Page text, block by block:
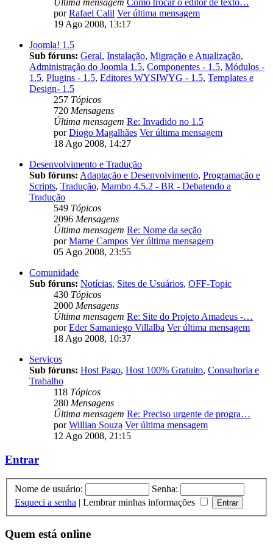
Última mensagem Como trocar o editor de texto…
porRafael Calil Ver última mensagem
19 Ago 2008, 13:17
Joomla! 1.5
Sub fóruns: Geral, Instalação, Migração e Atualização,
Administração do Joomla 1.5, Componentes - 1.5, Módulos -
1.5, Plugins - 1.5, Editores WYSIWYG - 1.5, Templates e
Design- 1.5
257 Tópicos
720 Mensagens
Última mensagem Re: Invadido no 1.5
porDiogo Magalhães Ver última mensagem
18 Ago 2008, 14:27
Desenvolvimento e Tradução
Sub fóruns: Adaptação e Desenvolvimento, Programação e
Scripts, Tradução, Mambo 4.5.2 - BR - Debatendo a
Tradução
549 Tópicos
2096 Mensagens
Última mensagem Re: Nome da seção
porMarne Campos Ver última mensagem
05 Ago 2008, 23:55
Comunidade
Sub fóruns: Notícias, Sites de Usuários, OFF-Topic
430 Tópicos
2000 Mensagens
Última mensagem Re: Site do Projeto Amadeus -…
porEder Samaniego Villalba Ver última mensagem
18 Ago 2008, 10:37
Serviços
Sub fóruns: Host Pago, Host 100% Gratuito, Consultoria e
Trabalho
118 Tópicos
280 Mensagens
Última mensagem Re: Preciso urgente de progra…
porWillian Souza Ver última mensagem
12 Ago 2008, 21:15
Entrar
Nome de usuário:
Senha:
Esqueci a senha | Lembrar minhas informações
Quem está online